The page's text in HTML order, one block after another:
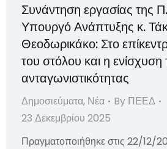
Συνάντηση εργασίας της
Υπουργό Ανάπτυξης κ.
Θεοδωρικάκο: Στο
του στόλου και η ενίσχυση
ανταγωνιστικότητας
Δημοσιεύματα, Νέα By ΠΕΕΔ
23 Δεκεμβρίου 2025
Πραγματοποιήθηκε στις 22/12/